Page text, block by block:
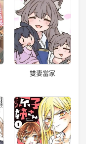
雙妻當家